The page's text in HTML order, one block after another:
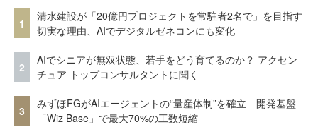
1
清水建設が「20億円プロジェクトを常駐者2名で」を目指す
切実な理由、AIでデジタルゼネコンにも変化
2
AIでシニアが無双状態、若手をどう育てるのか？ アクセン
チュア トップコンサルタントに聞く
3
みずほFGがAIエージェントの“量産体制”を確立 開発基盤
「Wiz Base」で最大70%の工数短縮